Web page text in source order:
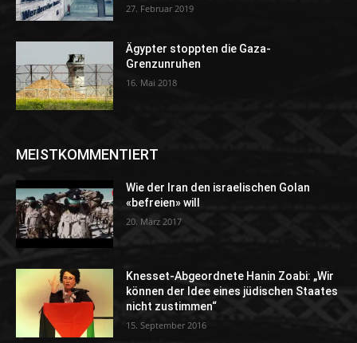
27. Februar 2019
Ägypter stoppten die Gaza-
Grenzunruhen
16. Mai 2018
MEISTKOMMENTIERT
Wie der Iran den israelischen Golan
«befreien» will
20. März 2017
Knesset-Abgeordnete Hanin Zoabi: „Wir
können der Idee eines jüdischen Staates
nicht zustimmen“
15. September 2016